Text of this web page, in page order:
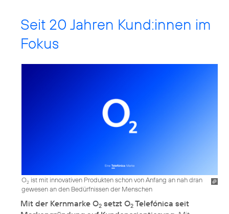
Seit 20 Jahren Kund:innen im
Fokus
O2 ist mit innovativen Produkten schon von Anfang an nah dran
gewesen an den Bedürfnissen der Menschen
Mit der Kernmarke O2 setzt O2 Telefónica seit